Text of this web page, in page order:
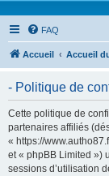
FAQ
Accueil Accueil
- Politique de
Cette politique de
partenaires affiliés
« https://
et « phpBB Limited »)
sessions d’utilisation